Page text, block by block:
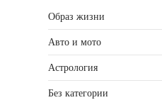
Образ жизни
Авто и мото
Астрология
Без категории